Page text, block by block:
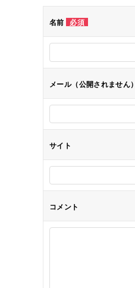
ゲ
ー
シ
ョ
名前 必須
メール（公開されません）
サイト
コメント